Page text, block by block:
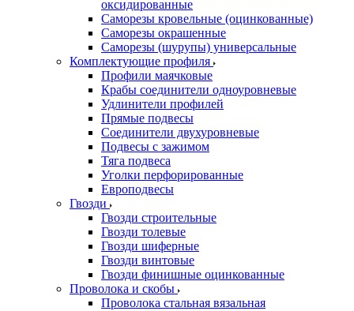
оксидированные
Саморезы кровельные (оцинкованные)
Саморезы окрашенные
Саморезы (шурупы) универсальные
Комплектующие профиля
Профили маячковые
Крабы соединители одноуровневые
Удлинители профилей
Прямые подвесы
Соединители двухуровневые
Подвесы с зажимом
Тяга подвеса
Уголки перфорированные
Европодвесы
Гвозди
Гвозди строительные
Гвозди толевые
Гвозди шиферные
Гвозди винтовые
Гвозди финишные оцинкованные
Проволока и скобы
Проволока стальная вязальная